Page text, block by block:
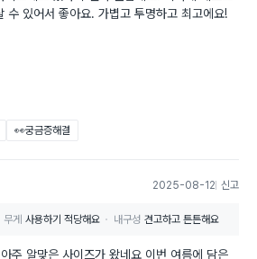
수 있어서 좋아요. 가볍고 투명하고 최고에요!
👀궁금증해결
2025-08-12 신고
무게 사용하기 적당해요 내구성 견고하고 튼튼해요
주 알맞은 사이즈가 왔네요 이번 여름에 담은